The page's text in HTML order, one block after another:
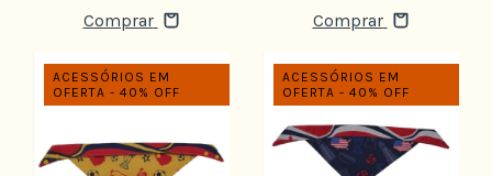
Comprar Comprar
ACESSÓRIOS EM
OFERTA - 40% OFF
ACESSÓRIOS EM
OFERTA - 40% OFF